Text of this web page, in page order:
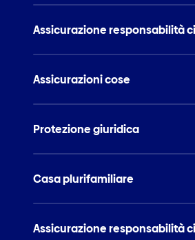
Assicurazione responsabilità
Assicurazioni cose
Protezione giuridica
Casa plurifamiliare
Assicurazione responsabilità